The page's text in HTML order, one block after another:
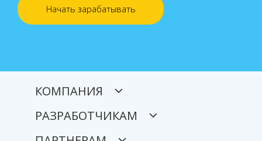
Начать зарабатывать
КОМПАНИЯ
РАЗРАБОТЧИКАМ